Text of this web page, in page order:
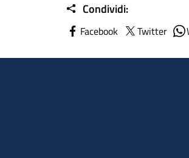
Condividi:
Facebook Twitter